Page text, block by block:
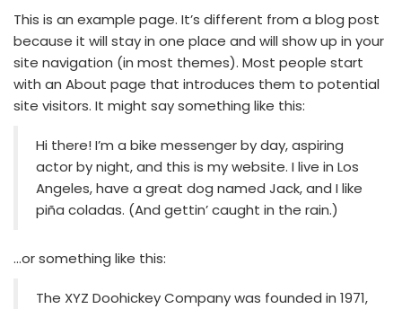
This is an example page. It’s different from a blog post
because it will stay in one place and will show up in your
site navigation (in most themes). Most people start
with an About page that introduces them to potential
site visitors. It might say something like this:
Hi there! I’m a bike messenger by day, aspiring
actor by night, and this is my website. I live in Los
Angeles, have a great dog named Jack, and I like
piña coladas. (And gettin’ caught in the rain.)
…or something like this:
The XYZ Doohickey Company was founded in 1971,